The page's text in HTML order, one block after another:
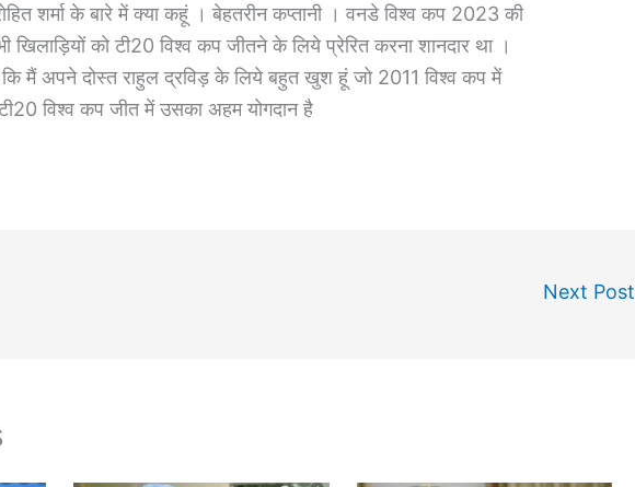
शर्मा के बारे में क्या कहूं । बेहतरीन कप्तानी । वनडे विश्व कप 2023 की
खिलाड़ियों को टी20 विश्व कप जीतने के लिये प्रेरित करना शानदार था ।
मैं अपने दोस्त राहुल द्रविड़ के लिये बहुत खुश हूं जो 2011 विश्व कप में
विश्व कप जीत में उसका अहम योगदान है
Next Post